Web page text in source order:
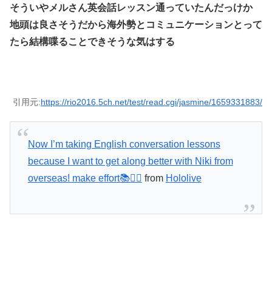
そういやメルさん英会話レッスン通っていたんだっけか
地頭は良さそうだから海外勢とコミュニケーションとって
たら結構喋ることできそうな気はする
引用元:https://rio2016.5ch.net/test/read.cgi/jasmine/1659331883/
Now I’m taking English conversation lessons
because I want to get along better with Niki from
overseas! make effort📚✍🏻 from Hololive